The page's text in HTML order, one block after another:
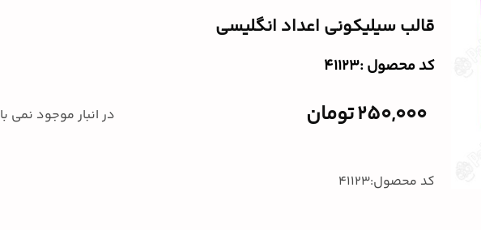
قالب سیلیکونی اعداد انگلیسی
کد محصول :‌41123
250,000تومان در انبار موجود نمی
کد محصول:41123